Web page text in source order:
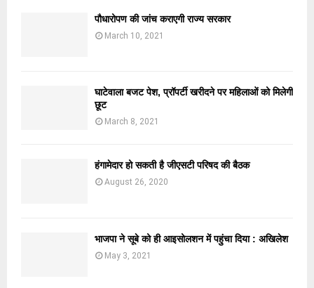
पौधारोपण की जांच कराएगी राज्य सरकार
March 10, 2021
घाटेवाला बजट पेश, प्रॉपर्टी खरीदने पर महिलाओं को मिलेगी
छूट
March 8, 2021
हंगामेदार हो सकती है जीएसटी परिषद की बैठक
August 26, 2020
भाजपा ने सूबे को ही आइसोलशन में पहुंचा दिया : अखिलेश
May 3, 2021